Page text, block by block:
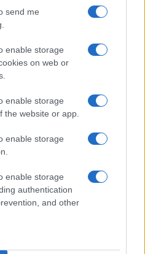
send me
enable storage
on web or
enable storage
the website or app.
enable storage
enable storage
authentication
and other
PAGINA
Leggi i commenti
08/2026